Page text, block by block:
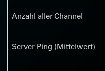
Anzahl aller Channel
Server Ping (Mittelwert)